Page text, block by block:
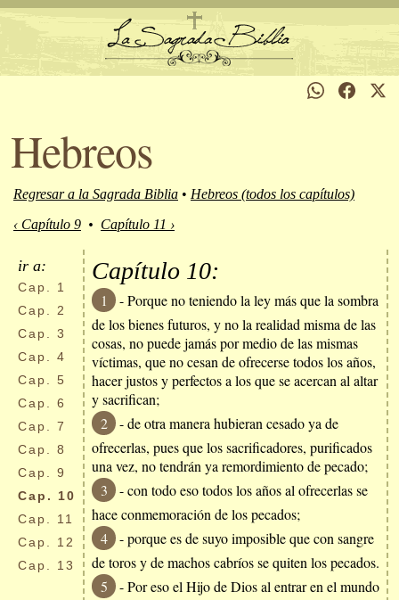
Hebreos
Regresar a la Sagrada Biblia • Hebreos (todos los capítulos)
‹ Capítulo 9 • Capítulo 11 ›
ir a:
Cap.
1
Cap.
2
Cap.
3
Cap.
4
Cap.
5
Cap.
6
Cap.
7
Cap.
8
Cap.
9
Cap.
10
Cap.
11
Cap.
12
Cap.
13
Capítulo 10:
1
- Porque no teniendo la ley más que la sombra
de los bienes futuros, y no la realidad misma de las
cosas, no puede jamás por medio de las mismas
víctimas, que no cesan de ofrecerse todos los años,
hacer justos y perfectos a los que se acercan al altar
y sacrifican;
2
- de otra manera hubieran cesado ya de
ofrecerlas, pues que los sacrificadores, purificados
una vez, no tendrán ya remordimiento de pecado;
3
- con todo eso todos los años al ofrecerlas se
hace conmemoración de los pecados;
4
- porque es de suyo imposible que con sangre
de toros y de machos cabríos se quiten los pecados.
5
- Por eso el Hijo de Dios al entrar en el mundo